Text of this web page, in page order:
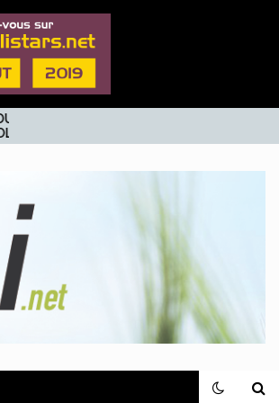
Abdoulaye dit Allaye